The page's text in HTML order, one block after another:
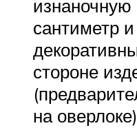
изнаночную
сантиметр
стороне
на